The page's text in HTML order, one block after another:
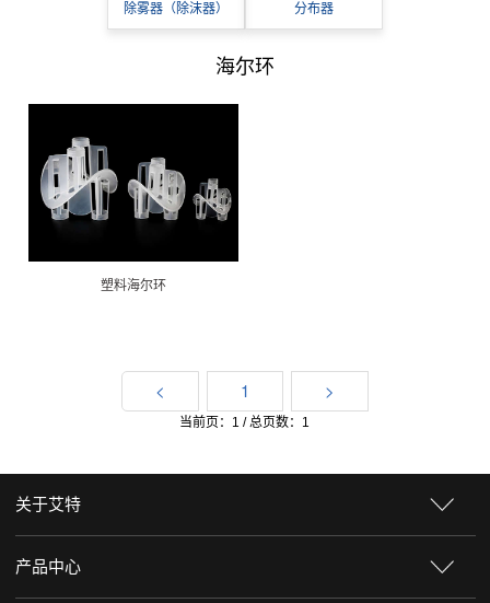
除雾器（除沫器） 分布器
海尔环
塑料海尔环
< 1 >
当前页：1 / 总页数：1
关于艾特
产品中心